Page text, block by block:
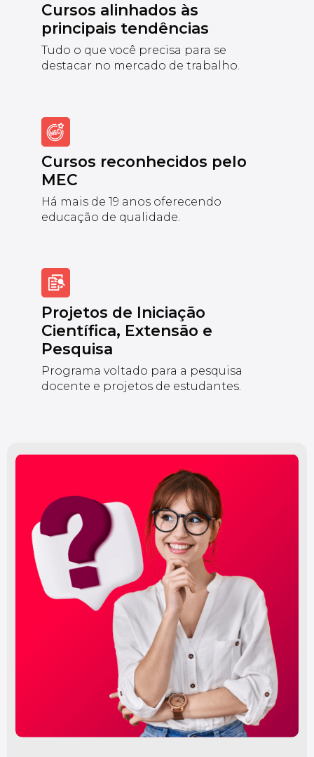
Cursos alinhados às
principais tendências
Tudo o que você precisa para se
destacar no mercado de trabalho.
Cursos reconhecidos pelo
MEC
Há mais de 19 anos oferecendo
educação de qualidade.
Projetos de Iniciação
Científica, Extensão e
Pesquisa
Programa voltado para a pesquisa
docente e projetos de estudantes.